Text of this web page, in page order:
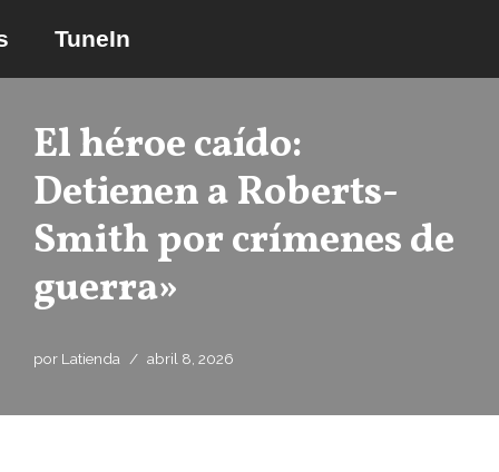
TuneIn
El héroe caído:
Detienen a Roberts-
Smith por crímenes de
guerra»
por Latienda abril 8, 2026